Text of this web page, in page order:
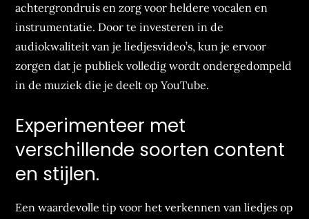
achtergrondruis en zorg voor heldere vocalen en
instrumentatie. Door te investeren in de
audiokwaliteit van je liedjesvideo’s, kun je ervoor
zorgen dat je publiek volledig wordt ondergedompeld
in de muziek die je deelt op YouTube.
Experimenteer met
verschillende soorten content
en stijlen.
Een waardevolle tip voor het verkennen van liedjes op